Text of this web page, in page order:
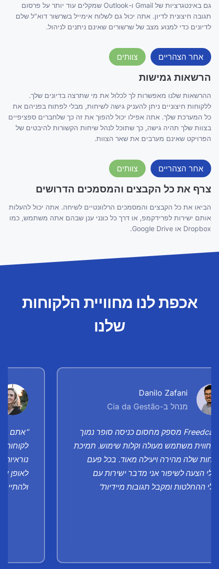
גם באינטגרציות של Gmail ו-Outlook שמקלים עוד יותר על פרסום
תגובה חיצונית לדיון. אתה יכול גם לשלוח אימייל בשרשור דוא"ל שלם
לדיונים כדי למנוע מצב של שרשורים שאינם ניתנים לניהול.
אחר הצהריים צוותים
הרשאות גמישות
ההרשאות שלנו מאפשרות לך לכלול את מי שתרצה בדיונים שלך.
ללקוחות חיצוניים ניתן להעניק גישה לשיחות, מבלי לפתוח בפניהם את
כל המערכת שלך. אתה אפילו יכול להפוך את זה כך שלחברים ספציפיים
בצוות שלך תהיה גישה, כך שתוכל לנהל שיחות הקשורות להיבטים של
הפרויקט שאינם מערבים את שאר הצוות.
אחר הצהריים צוותים
צרף את כל הקבצים והמסמכים הדרושים
הביאו את כל הקבצים והמסמכים הרלוונטיים לשיחה. אתה יכול להעלות
אותם ישירות לפרידקמפ, או דרך כל כונני ענן שבהם אתה משתמש, כמו
Dropbox או Google Drive.
אכפת לנו מחוויית הלקוחות
שלנו
Danilo Zafani
מנהל ב-Cia da Gestão
“Freedcamp מספק מחסום כניסה סופר נמוך
חווית משתמש מעולה וקלות שימוש. תמיכת
שלה מהירה ויעילה מאוד. בכל פעם
לי הצעה לשיפור אני מדבר ישירות עם
ההחלטות ומקבל תגובות מיידיות”
“אתם
לאופן